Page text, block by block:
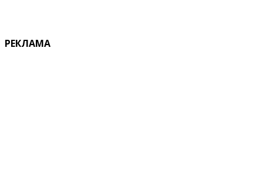
РЕКЛАМА